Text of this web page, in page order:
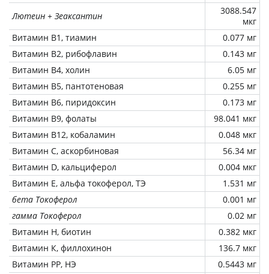
Лютеин + Зеаксантин
3088.547
мкг
Витамин В1, тиамин
0.077 мг
Витамин В2, рибофлавин
0.143 мг
Витамин В4, холин
6.05 мг
Витамин В5, пантотеновая
0.255 мг
Витамин В6, пиридоксин
0.173 мг
Витамин В9, фолаты
98.041 мкг
Витамин В12, кобаламин
0.048 мкг
Витамин C, аскорбиновая
56.34 мг
Витамин D, кальциферол
0.004 мкг
Витамин Е, альфа токоферол, ТЭ
1.531 мг
бета Токоферол
0.001 мг
гамма Токоферол
0.02 мг
Витамин Н, биотин
0.382 мкг
Витамин К, филлохинон
136.7 мкг
Витамин РР, НЭ
0.5443 мг